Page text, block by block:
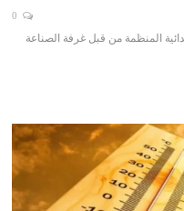
المنظمة من قبل غرفة الصناعة